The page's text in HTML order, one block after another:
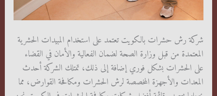
شركة رش حشرات بالكويت تعتمد على استخدام المبيدات الحشرية
المعتمدة من قبل وزارة الصحة لضمان الفعالية والأمان في القضاء
على الحشرات بشكل فوري إضافة إلى ذلك، تمتلك الشركة أحدث
المعدات والأجهزة المخصصة لرش الحشرات ومكافحة القوارض، مما